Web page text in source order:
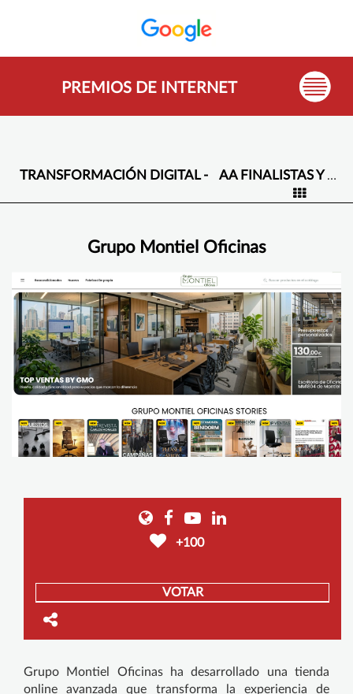
PREMIOS DE INTERNET
TRANSFORMACIÓN DIGITAL - AA FINALISTAS Y GANADORES -
Grupo Montiel Oficinas
+100
VOTAR
Grupo Montiel Oficinas ha desarrollado una tienda
online avanzada que transforma la experiencia de